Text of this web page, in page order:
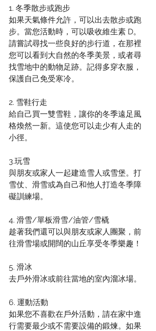
1. 冬季散步或跑步
如果天氣條件允許，可以出去散步或跑
步。當您活動時，可以吸收維生素 D。
請嘗試尋找一些良好的步行道，在那裡
您可以看到大自然的冬季美景，或者尋
找雪地中的動物足跡。記得多穿衣服，
保護自己免受寒冷。
2. 雪鞋行走
給自己買一雙雪鞋，讓你的冬季遠足風
格煥然一新。這使您可以走少有人走的
小徑。
3.玩雪
與朋友或家人一起建造雪人或雪堡。打
雪仗、滑雪或為自己和他人打造冬季障
礙訓練場。
4. 滑雪/單板滑雪/油管/雪橇
趁著我們還可以與朋友或家人團聚，前
往滑雪場或開闊的山丘享受冬季樂趣！
5. 滑冰
去戶外滑冰或前往當地的室內溜冰場。
6. 運動活動
如果您不喜歡在戶外活動，請在家中進
行需要最少或不需要設備的鍛煉。如果